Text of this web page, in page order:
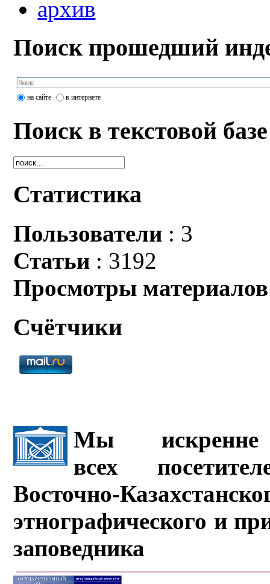
архив
Поиск прошедший
на сайте в интернете
Поиск в текстовой базе
Статистика
Пользователи : 3
Статьи : 3192
Просмотры материалов
Счётчики
Мы искренне
всех
Восточно-
этнографического и
заповедника